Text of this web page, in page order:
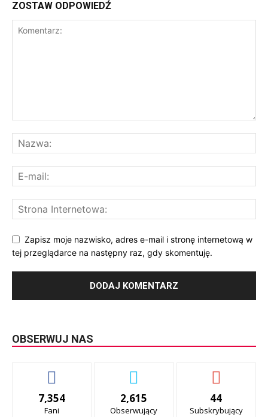
ZOSTAW ODPOWIEDŹ
Zapisz moje nazwisko, adres e-mail i stronę internetową w
tej przeglądarce na następny raz, gdy skomentuję.
OBSERWUJ NAS
7,354
Fani
2,615
Obserwujący
44
Subskrybujący